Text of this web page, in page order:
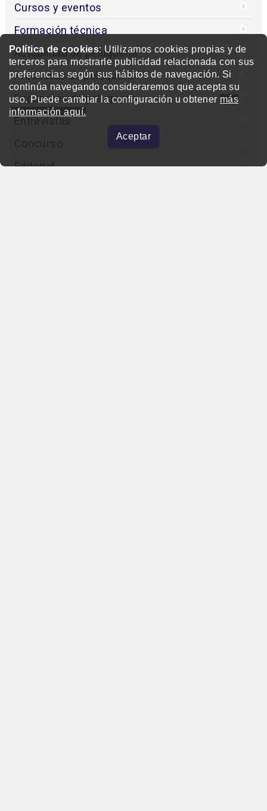
Política de cookies: Utilizamos cookies propias y de
terceros para mostrarle publicidad relacionada con sus
preferencias según sus hábitos de navegación. Si
continúa navegando consideraremos que acepta su
uso. Puede cambiar la configuración u obtener más
información aquí.
Aceptar
Cursos y eventos
Formación técnica
Actualidad de peluquería
Productos de peluquería
Encuestas de peluquería
Entrevistas
Concurso
Editorial